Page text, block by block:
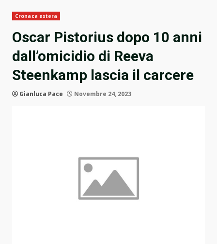
Cronaca estera
Oscar Pistorius dopo 10 anni
dall’omicidio di Reeva
Steenkamp lascia il carcere
Gianluca Pace Novembre 24, 2023